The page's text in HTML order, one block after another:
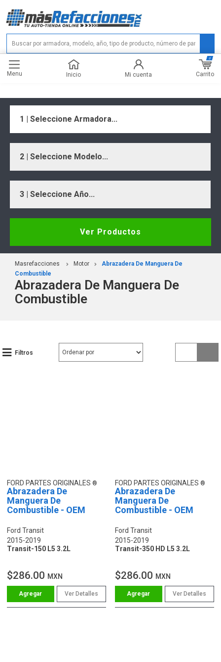
Menu Inicio Mi cuenta Carrito
0
1 | Seleccione Armadora...
2 | Seleccione Modelo...
3 | Seleccione Año...
Ver Productos
Masrefacciones Motor
Abrazadera De Manguera De
Combustible
Abrazadera De Manguera De
Combustible
Filtros
FORD PARTES ORIGINALES
Abrazadera De
Manguera De
Combustible - OEM
Ford Transit
2015-2019
Transit-150 L5 3.2L
$286.00 MXN
Ver Detalles
FORD PARTES ORIGINALES
Abrazadera De
Manguera De
Combustible - OEM
Ford Transit
2015-2019
Transit-350 HD L5 3.2L
$286.00 MXN
Ver Detalles